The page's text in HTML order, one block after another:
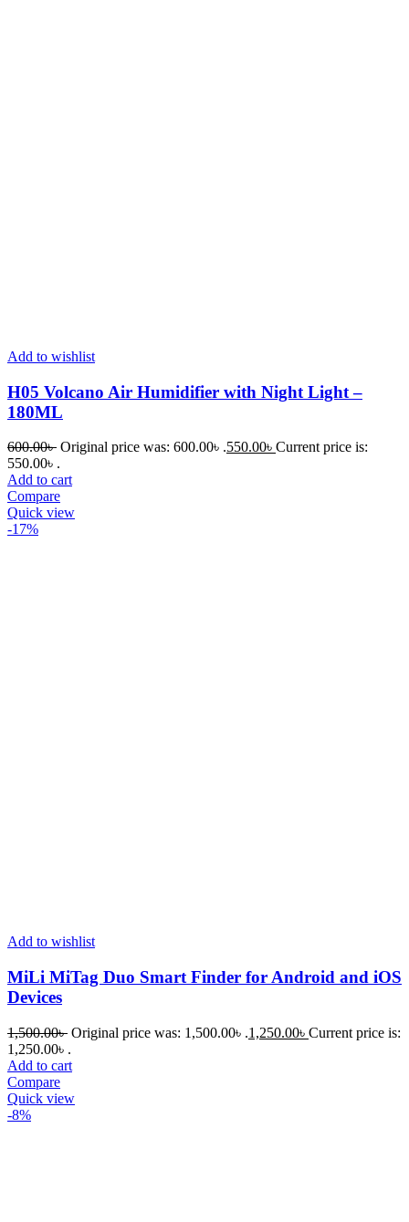
Add to wishlist
H05 Volcano Air Humidifier with Night Light –
180ML
600.00৳ Original price was: 600.00৳ .550.00৳ Current price is:
550.00৳ .
Add to cart
Compare
Quick view
-17%
Add to wishlist
MiLi MiTag Duo Smart Finder for Android and iOS
Devices
1,500.00৳ Original price was: 1,500.00৳ .1,250.00৳ Current price is:
1,250.00৳ .
Add to cart
Compare
Quick view
-8%